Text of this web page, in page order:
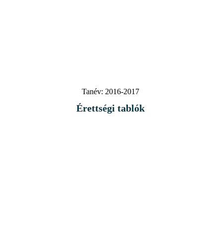
Tanév: 2016-2017
Érettségi tablók